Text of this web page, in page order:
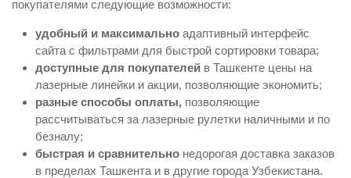
покупателями следующие возможности:
удобный и максимально адаптивный интерфейс
сайта с фильтрами для быстрой сортировки товара;
доступные для покупателей в Ташкенте цены на
лазерные линейки и акции, позволяющие экономить;
разные способы оплаты, позволяющие
рассчитываться за лазерные рулетки наличными и по
безналу;
быстрая и сравнительно недорогая доставка заказов
в пределах Ташкента и в другие города Узбекистана.